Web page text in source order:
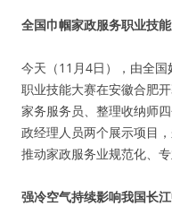
全国巾帼家政服务职业技
今天（11月4日），由全
职业技能大赛在安徽合肥
家务服务员、整理收纳师
政经理人员两个展示项目
推动家政服务业规范化、专
强冷空气持续影响我国长